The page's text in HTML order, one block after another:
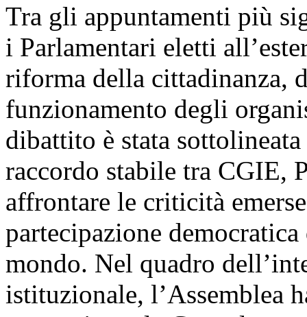
Tra gli appuntamenti più
i Parlamentari eletti
riforma della cittadinanza,
funzionamento degli
dibattito è stata
raccordo stabile tra CGIE,
affrontare le criticità
partecipazione
mondo. Nel quadro
istituzionale, l’Assemblea